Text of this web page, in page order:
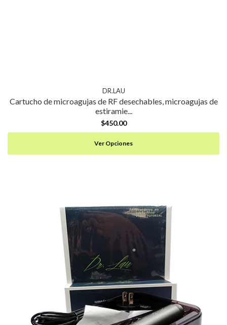
DR.LAU
Cartucho de microagujas de RF desechables, microagujas de
estiramie...
$450.00
Ver Opciones